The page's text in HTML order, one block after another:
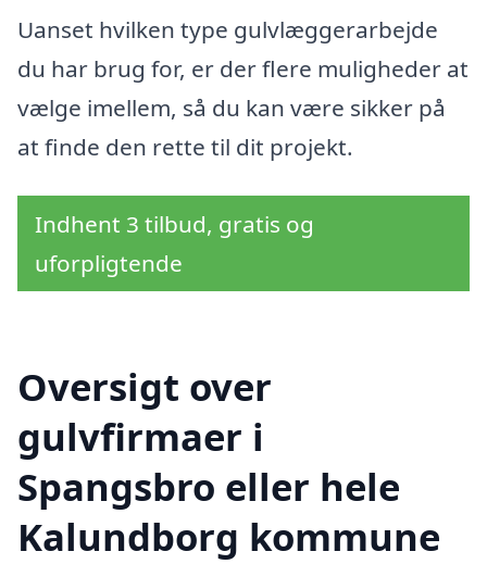
Uanset hvilken type gulvlæggerarbejde
du har brug for, er der flere muligheder at
vælge imellem, så du kan være sikker på
at finde den rette til dit projekt.
Indhent 3 tilbud, gratis og
uforpligtende
Oversigt over
gulvfirmaer i
Spangsbro eller hele
Kalundborg kommune